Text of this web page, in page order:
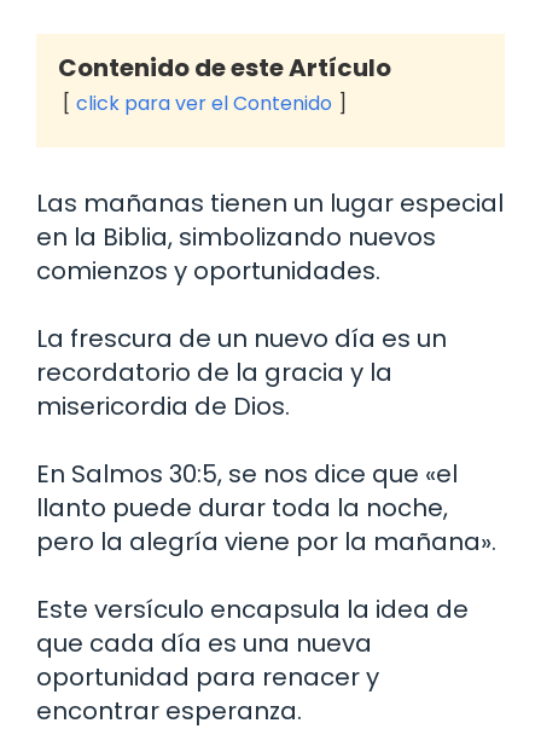
Contenido de este Artículo
click para ver el Contenido
Las mañanas tienen un lugar especial
en la Biblia, simbolizando nuevos
comienzos y oportunidades.
La frescura de un nuevo día es un
recordatorio de la gracia y la
misericordia de Dios.
En Salmos 30:5, se nos dice que «el
llanto puede durar toda la noche,
pero la alegría viene por la mañana».
Este versículo encapsula la idea de
que cada día es una nueva
oportunidad para renacer y
encontrar esperanza.